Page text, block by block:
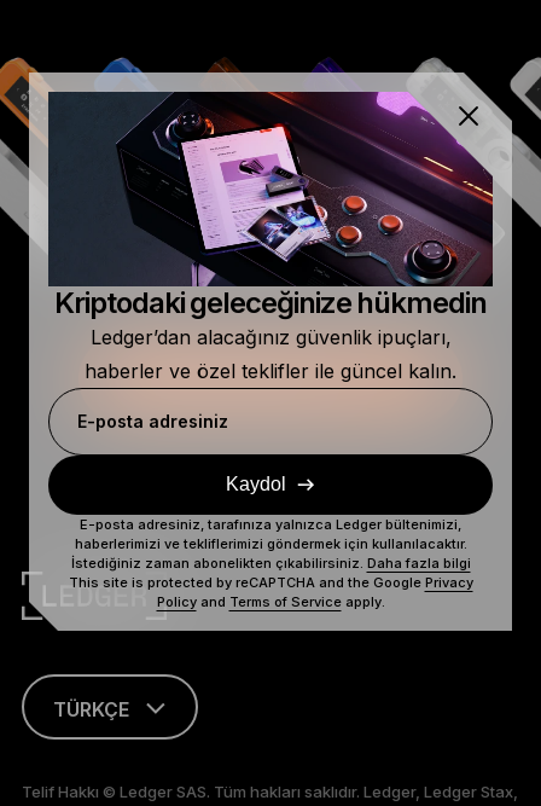
TÜRKÇE
Telif Hakkı © Ledger SAS. Tüm hakları saklıdır. Ledger, Ledger Stax,
Kriptodaki geleceğinize hükmedin
Ledger’dan alacağınız güvenlik ipuçları,
haberler ve özel teklifler ile güncel kalın.
E-posta adresiniz
Kaydol
E-posta adresiniz, tarafınıza yalnızca Ledger bültenimizi,
haberlerimizi ve tekliflerimizi göndermek için kullanılacaktır.
İstediğiniz zaman abonelikten çıkabilirsiniz. Daha fazla bilgi
This site is protected by reCAPTCHA and the Google Privacy
Policyand Terms of Serviceapply.